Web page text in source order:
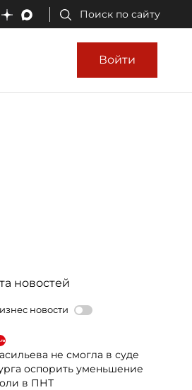
Поиск по сайту
Войти
новостей
новости
не смогла в суде
оспорить уменьшение
в ПНТ